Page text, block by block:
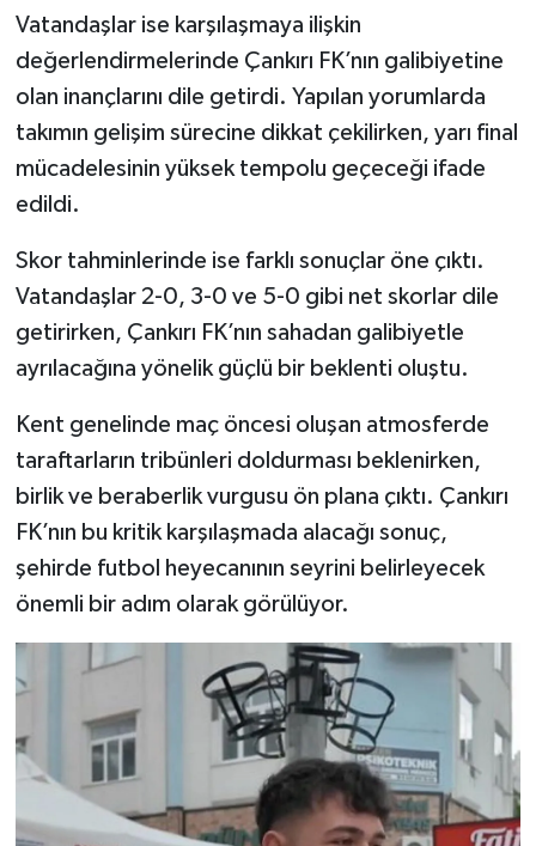
Vatandaşlar ise karşılaşmaya ilişkin
değerlendirmelerinde Çankırı FK’nın galibiyetine
olan inançlarını dile getirdi. Yapılan yorumlarda
takımın gelişim sürecine dikkat çekilirken, yarı final
mücadelesinin yüksek tempolu geçeceği ifade
edildi.
Skor tahminlerinde ise farklı sonuçlar öne çıktı.
Vatandaşlar 2-0, 3-0 ve 5-0 gibi net skorlar dile
getirirken, Çankırı FK’nın sahadan galibiyetle
ayrılacağına yönelik güçlü bir beklenti oluştu.
Kent genelinde maç öncesi oluşan atmosferde
taraftarların tribünleri doldurması beklenirken,
birlik ve beraberlik vurgusu ön plana çıktı. Çankırı
FK’nın bu kritik karşılaşmada alacağı sonuç,
şehirde futbol heyecanının seyrini belirleyecek
önemli bir adım olarak görülüyor.